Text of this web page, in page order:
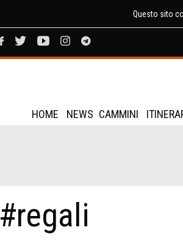
Questo sito
HOME NEWS CAMMINI
#regali